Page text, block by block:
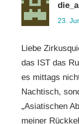
23.
Liebe
das IST das
es mittags
Nachtisch,
„Asiatischen
meiner